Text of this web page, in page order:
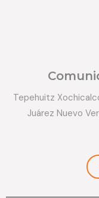
Tepehuitz
Juárez Nuevo